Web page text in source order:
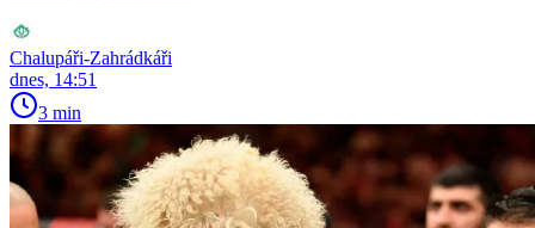
Chalupáři-Zahrádkáři
dnes, 14:51
3 min